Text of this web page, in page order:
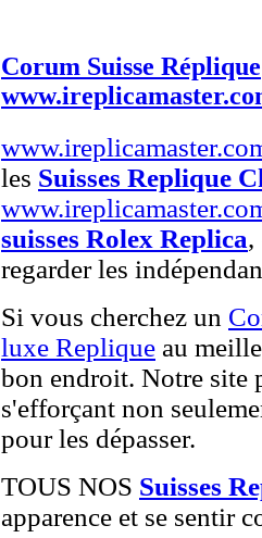
Corum Suisse Réplique
les Suisses Replique
suisses Rolex Replica,
regarder les
Si vous cherchez un
luxe Replique au
bon endroit. Notre site
s'efforçant non
pour les dépasser.
TOUS NOS Suisses
apparence et se sentir